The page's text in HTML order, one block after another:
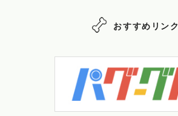
おすすめリンク